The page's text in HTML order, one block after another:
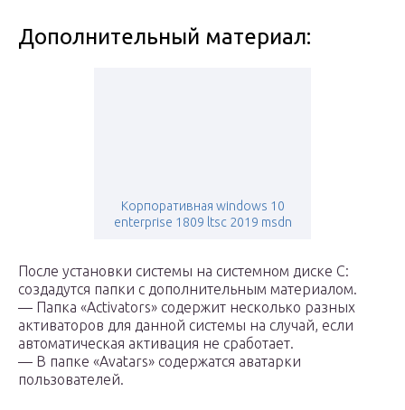
Дополнительный материал:
Корпоративная windows 10
enterprise 1809 ltsc 2019 msdn
После установки системы на системном диске C:
создадутся папки с дополнительным материалом.
— Папка «Activators» содержит несколько разных
активаторов для данной системы на случай, если
автоматическая активация не сработает.
— В папке «Avatars» содержатся аватарки
пользователей.